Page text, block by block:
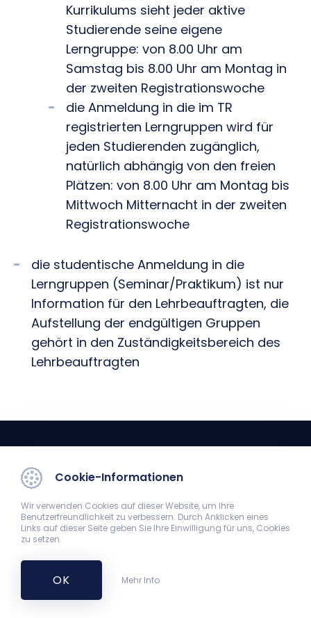
Kurrikulums sieht jeder aktive
Studierende seine eigene
Lerngruppe: von 8.00 Uhr am
Samstag bis 8.00 Uhr am Montag in
der zweiten Registrationswoche
die Anmeldung in die im TR
registrierten Lerngruppen wird für
jeden Studierenden zugänglich,
natürlich abhängig von den freien
Plätzen: von 8.00 Uhr am Montag bis
Mittwoch Mitternacht in der zweiten
Registrationswoche
die studentische Anmeldung in die
Lerngruppen (Seminar/Praktikum) ist nur
Information für den Lehrbeauftragten, die
Aufstellung der endgültigen Gruppen
gehört in den Zuständigkeitsbereich des
Lehrbeauftragten
Studienreferat
7624 Pécs, Szigeti út 12. Theoretischer Gebäude 1. Stock
Cookie-Informationen
Wir verwenden Cookies auf dieser Website, um Ihre
Benutzerfreundlichkeit zu verbessern. Durch Anklicken eines
Links auf dieser Seite geben Sie Ihre Einwilligung für uns, Cookies
zu setzen.
OK Mehr Info